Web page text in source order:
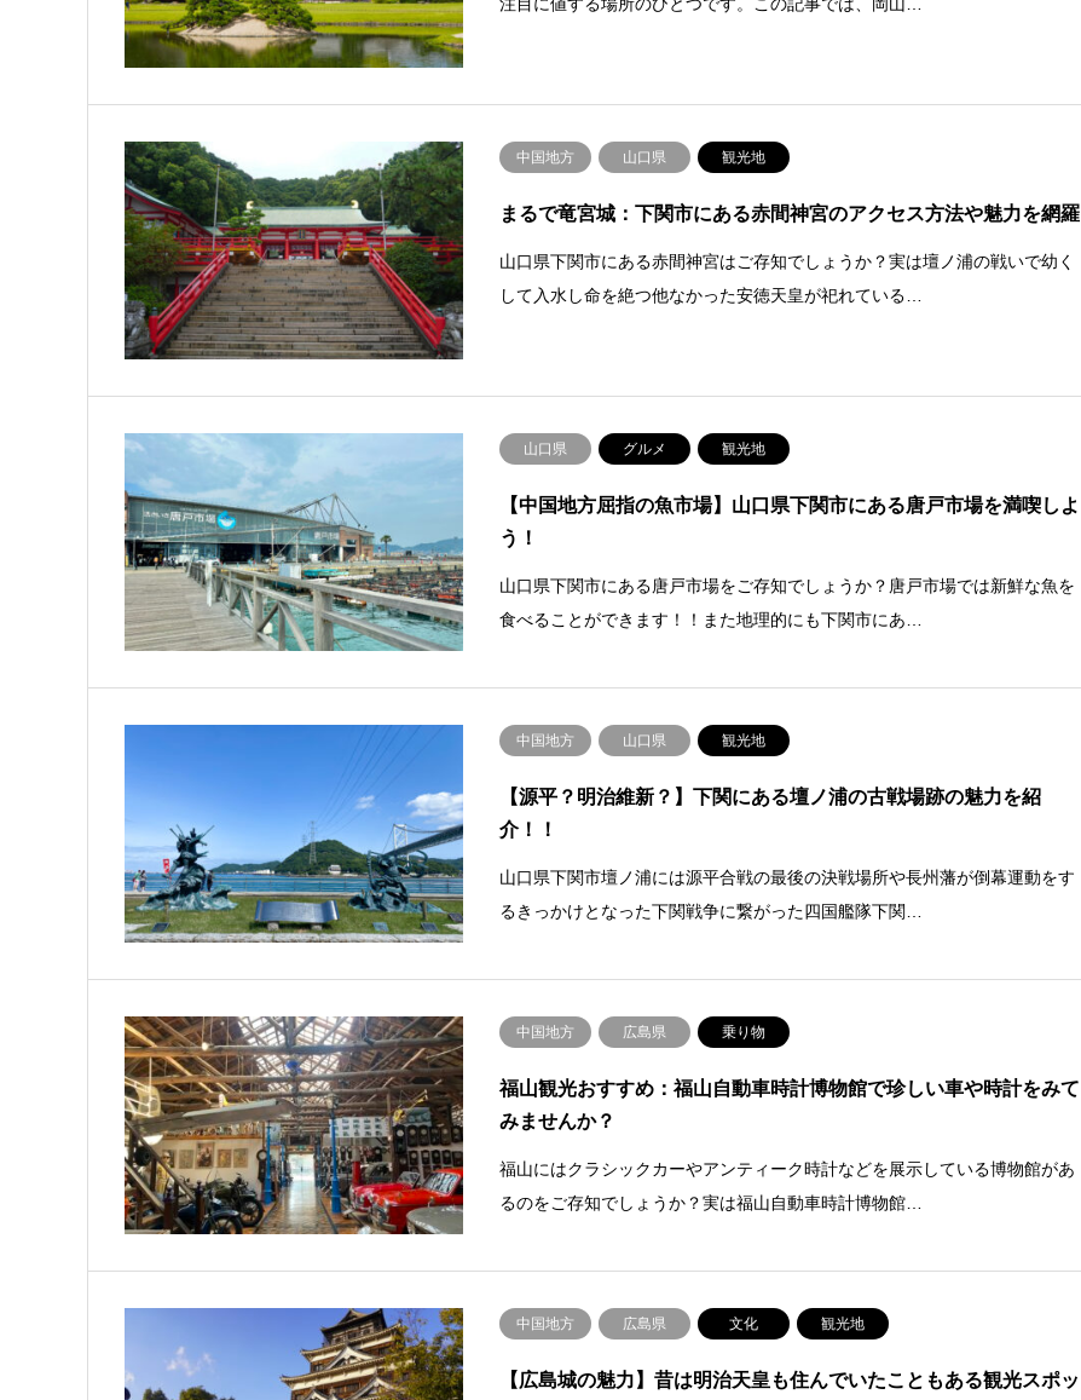
中国地方 山口県 観光地
まるで竜宮城：下関市にある赤間神宮のアクセス方法や魅力を網羅
山口県下関市にある赤間神宮はご存知でしょうか？実は壇ノ浦の戦いで幼く
して入水し命を絶つ他なかった安徳天皇が祀れている…
山口県 グルメ 観光地
【中国地方屈指の魚市場】山口県下関市にある唐戸市場を満喫しよ
う！
山口県下関市にある唐戸市場をご存知でしょうか？唐戸市場では新鮮な魚を
食べることができます！！また地理的にも下関市にあ…
中国地方 山口県 観光地
【源平？明治維新？】下関にある壇ノ浦の古戦場跡の魅力を紹
介！！
山口県下関市壇ノ浦には源平合戦の最後の決戦場所や長州藩が倒幕運動をす
るきっかけとなった下関戦争に繋がった四国艦隊下関…
中国地方 広島県 乗り物
福山観光おすすめ：福山自動車時計博物館で珍しい車や時計をみて
みませんか？
福山にはクラシックカーやアンティーク時計などを展示している博物館があ
るのをご存知でしょうか？実は福山自動車時計博物館…
中国地方 広島県 文化 観光地
【広島城の魅力】昔は明治天皇も住んでいたこともある観光スポッ